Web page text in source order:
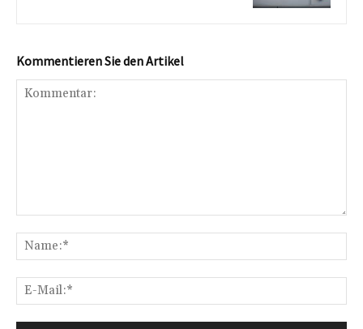
Kommentieren Sie den Artikel